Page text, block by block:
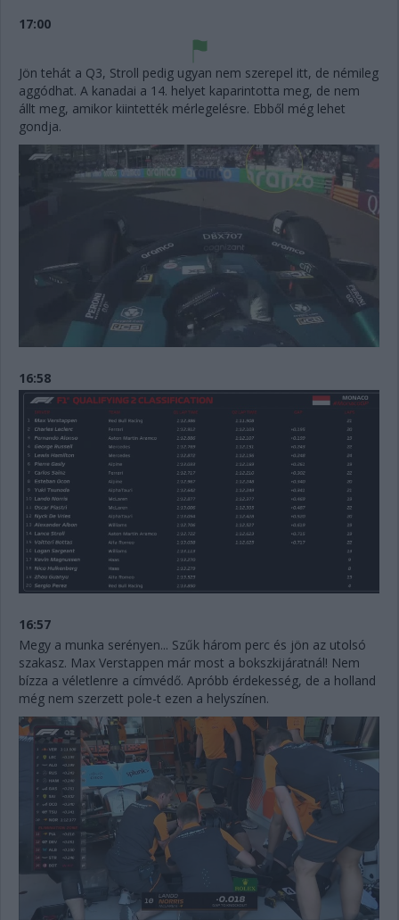
17:00
Jön tehát a Q3, Stroll pedig ugyan nem szerepel itt, de némileg
aggódhat. A kanadai a 14. helyet kaparintotta meg, de nem
állt meg, amikor kiintették mérlegelésre. Ebből még lehet
gondja.
16:58
16:57
Megy a munka serényen... Szűk három perc és jön az utolsó
szakasz. Max Verstappen már most a bokszkijáratnál! Nem
bízza a véletlenre a címvédő. Apróbb érdekesség, de a holland
még nem szerzett pole-t ezen a helyszínen.